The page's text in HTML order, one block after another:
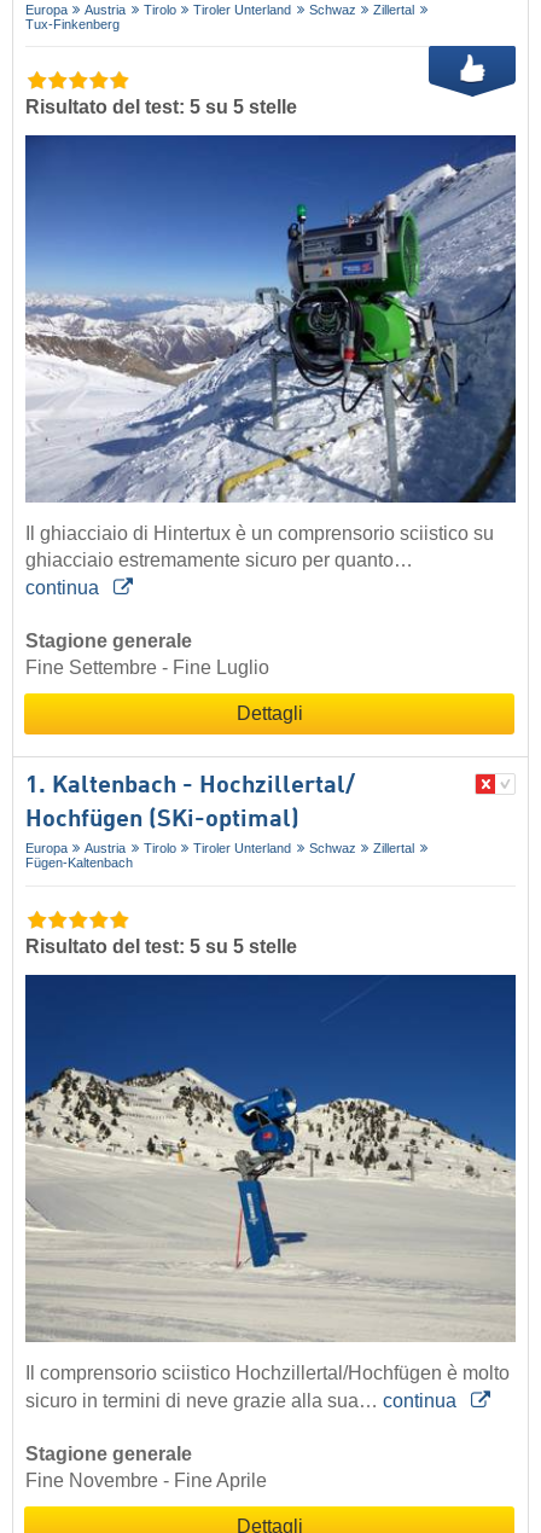
Europa Austria Tirolo Tiroler Unterland Schwaz
Zillertal
Tux-Finkenberg
Risultato del test: 5 su 5 stelle
Il ghiacciaio di Hintertux è un comprensorio sciistico su
ghiacciaio estremamente sicuro per quanto…
continua
Stagione generale
Fine Settembre - Fine Luglio
Dettagli
1. Kaltenbach - Hochzillertal/​
Hochfügen (SKi-optimal)
Europa Austria Tirolo Tiroler Unterland Schwaz
Zillertal
Fügen-Kaltenbach
Risultato del test: 5 su 5 stelle
Il comprensorio sciistico Hochzillertal/Hochfügen è molto
sicuro in termini di neve grazie alla sua… continua
Stagione generale
Fine Novembre - Fine Aprile
Dettagli